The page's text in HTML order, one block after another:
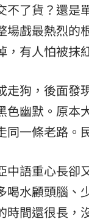
不了貨？還是
場戲最熱烈的
，有人怕被抹
走狗，後面
色幽默。原本
同一條老路。
中語重心長卻
喝水顧頭腦、
時間還很長，